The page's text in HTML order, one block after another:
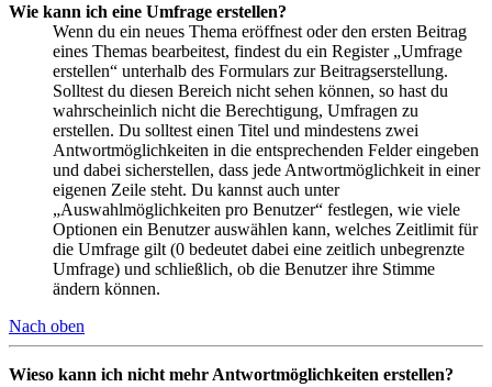
Wie kann ich eine Umfrage erstellen?
Wenn du ein neues Thema eröffnest oder den ersten Beitrag
eines Themas bearbeitest, findest du ein Register „Umfrage
erstellen“ unterhalb des Formulars zur Beitragserstellung.
Solltest du diesen Bereich nicht sehen können, so hast du
wahrscheinlich nicht die Berechtigung, Umfragen zu
erstellen. Du solltest einen Titel und mindestens zwei
Antwortmöglichkeiten in die entsprechenden Felder eingeben
und dabei sicherstellen, dass jede Antwortmöglichkeit in einer
eigenen Zeile steht. Du kannst auch unter
„Auswahlmöglichkeiten pro Benutzer“ festlegen, wie viele
Optionen ein Benutzer auswählen kann, welches Zeitlimit für
die Umfrage gilt (0 bedeutet dabei eine zeitlich unbegrenzte
Umfrage) und schließlich, ob die Benutzer ihre Stimme
ändern können.
Nach oben
Wieso kann ich nicht mehr Antwortmöglichkeiten erstellen?